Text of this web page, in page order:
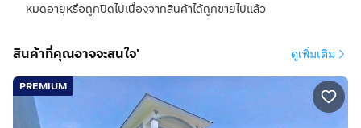
หมดอายุหรือถูกปิดไปเนื่องจากสินค้าได้ถูกขายไปแล้ว
สินค้าที่คุณอาจจะสนใจ' ดูเพิ่มเติม
PREMIUM